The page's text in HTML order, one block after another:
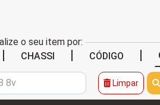
o seu item por:
CHASSI CÓDIGO
Limpar